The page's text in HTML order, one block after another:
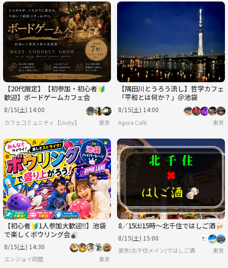
【20代限定】【初参加・初心者🔰
歓迎】ボードゲームカフェ会
8/15(土) 14:00
カフェコミュニティ【Unity】 東京
【隅田川とうろう流し】哲学カフェ
「平和とは何か？」＠池袋
8/15(土) 14:00
Agora Café 東京
【初心者🔰1人参加大歓迎‼️】池袋
で楽しくボウリング会🎳
8/15(土) 14:30
エンジョイ同盟 東京
8／15㈯15時〜北千住ではしご酒🍻
8/15(土) 15:00
東京(北千住メイン)ではしご酒 東京